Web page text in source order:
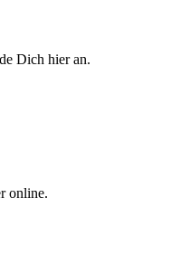
Dich hier an.
online.